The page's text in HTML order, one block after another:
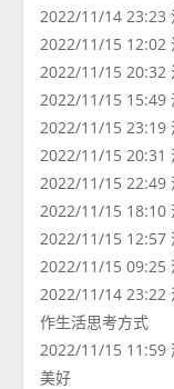
2022/11/14 23:23
2022/11/15 12:02
2022/11/15 20:32
2022/11/15 15:49
2022/11/15 23:19
2022/11/15 20:31
2022/11/15 22:49
2022/11/15 18:10
2022/11/15 12:57
2022/11/15 09:25
2022/11/14 23:22
作生活思考方式
2022/11/15 11:59
美好